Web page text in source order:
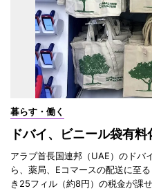
暮らす・働く
ドバイ、ビニール袋有料
アラブ首長国連邦（UAE）のドバ
ら、薬局、Eコマースの配送に至
き25フィル（約8円）の税金が課